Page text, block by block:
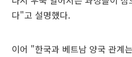
다"고 설명했다.
이어 "한국과 베트남 양국 관계